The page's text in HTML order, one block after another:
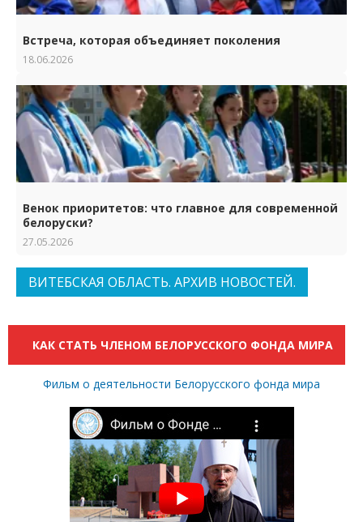
Встреча, которая объединяет поколения
18.06.2026
Венок приоритетов: что главное для современной
белоруски?
27.05.2026
ВИТЕБСКАЯ ОБЛАСТЬ. АРХИВ НОВОСТЕЙ.
КАК СТАТЬ ЧЛЕНОМ БЕЛОРУССКОГО ФОНДА МИРА
Фильм о деятельности Белорусского фонда мира